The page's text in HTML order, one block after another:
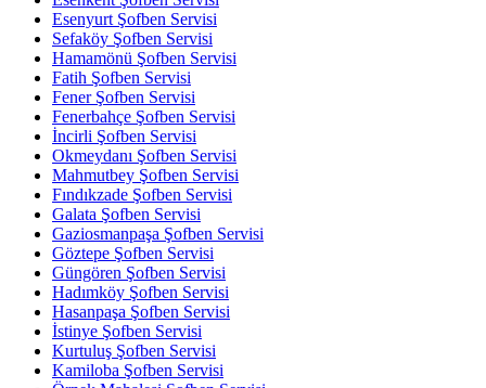
Esenyurt Şofben Servisi
Sefaköy Şofben Servisi
Hamamönü Şofben Servisi
Fatih Şofben Servisi
Fener Şofben Servisi
Fenerbahçe Şofben Servisi
İncirli Şofben Servisi
Okmeydanı Şofben Servisi
Mahmutbey Şofben Servisi
Fındıkzade Şofben Servisi
Galata Şofben Servisi
Gaziosmanpaşa Şofben Servisi
Göztepe Şofben Servisi
Güngören Şofben Servisi
Hadımköy Şofben Servisi
Hasanpaşa Şofben Servisi
İstinye Şofben Servisi
Kurtuluş Şofben Servisi
Kamiloba Şofben Servisi